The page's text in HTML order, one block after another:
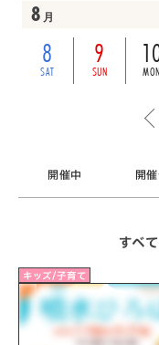
8 月
8
SAT
9
SUN MON
開催中 開
すべ
キッズ/子育て